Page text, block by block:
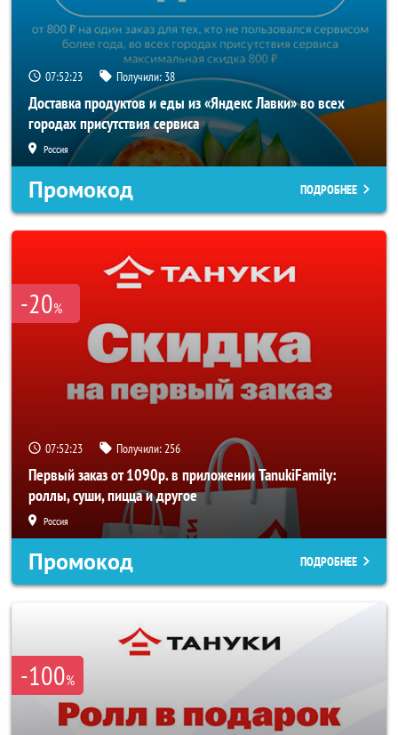
07:52:22 Получили: 38
Доставка продуктов и еды из «Яндекс Лавки» во всех
городах присутствия сервиса
Россия
Промокод ПОДРОБНЕЕ
-20%
07:52:22 Получили:256
Первый заказ от 1090р. в приложении TanukiFamily:
роллы, суши, пицца и другое
Россия
Промокод ПОДРОБНЕЕ
-100%